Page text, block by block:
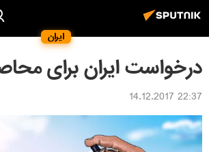
ایران
درخواست ایران برای
22:37 14.12.2017